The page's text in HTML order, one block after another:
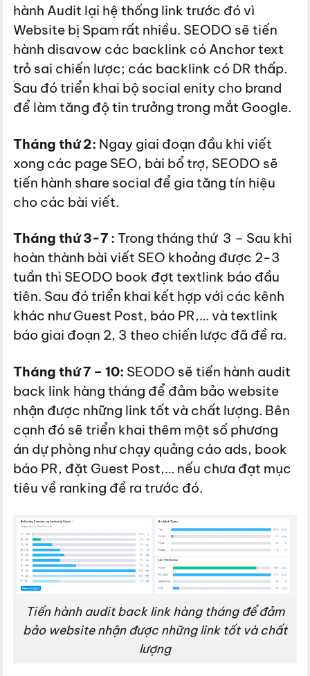
hành Audit lại hệ thống link trước đó vì
Website bị Spam rất nhiều. SEODO sẽ tiến
hành disavow các backlink có Anchor text
trỏ sai chiến lược; các backlink có DR thấp.
Sau đó triển khai bộ social enity cho brand
để làm tăng độ tin trưởng trong mắt Google.
Tháng thứ 2: Ngay giai đoạn đầu khi viết
xong các page SEO, bài bổ trợ, SEODO sẽ
tiến hành share social để gia tăng tín hiệu
cho các bài viết.
Tháng thứ 3-7 : Trong tháng thứ 3 – Sau khi
hoàn thành bài viết SEO khoảng được 2-3
tuần thì SEODO book đợt textlink báo đầu
tiên. Sau đó triển khai kết hợp với các kênh
khác như Guest Post, báo PR,… và textlink
báo giai đoạn 2, 3 theo chiến lược đã đề ra.
Tháng thứ 7 – 10: SEODO sẽ tiến hành audit
back link hàng tháng để đảm bảo website
nhận được những link tốt và chất lượng. Bên
cạnh đó sẽ triển khai thêm một số phương
án dự phòng như chạy quảng cáo ads, book
báo PR, đặt Guest Post,… nếu chưa đạt mục
tiêu về ranking đề ra trước đó.
Tiến hành audit back link hàng tháng để đảm
bảo website nhận được những link tốt và chất
lượng